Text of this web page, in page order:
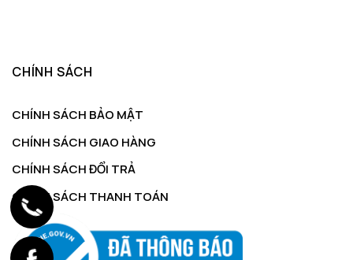
CHÍNH SÁCH
CHÍNH SÁCH BẢO MẬT
CHÍNH SÁCH GIAO HÀNG
CHÍNH SÁCH ĐỔI TRẢ
CHÍNH SÁCH THANH TOÁN